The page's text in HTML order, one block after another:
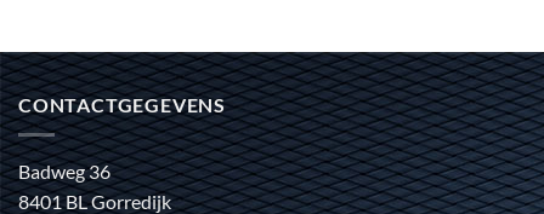
CONTACTGEGEVENS
Badweg 36
8401 BL Gorredijk